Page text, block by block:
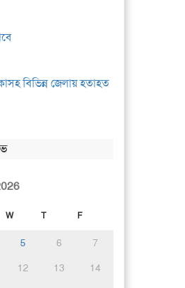
বিভিন্ন জেলায় হতাহত
W T F
5 6
7
12 13
14